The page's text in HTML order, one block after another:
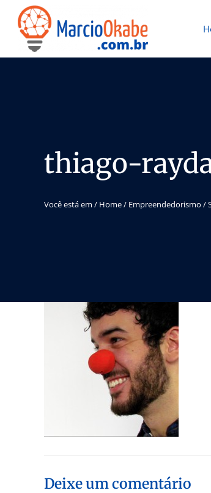
thiago-
Você está em / Home/ Empreendedorismo /
Deixe um comentário